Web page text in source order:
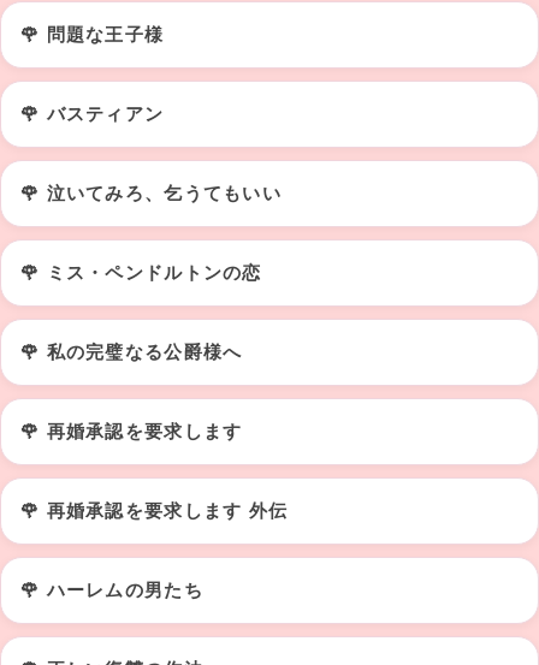
🌹 問題な王子様
🌹 バスティアン
🌹 泣いてみろ、乞うてもいい
🌹 ミス・ペンドルトンの恋
🌹 私の完璧なる公爵様へ
🌹 再婚承認を要求します
🌹 再婚承認を要求します 外伝
🌹 ハーレムの男たち